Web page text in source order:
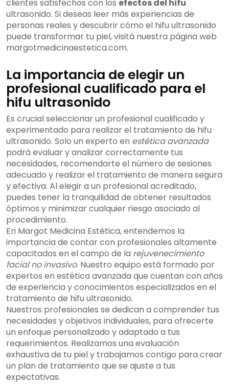
clientes satisfechos con los efectos del hifu
ultrasonido. Si deseas leer más experiencias de
personas reales y descubrir cómo el hifu ultrasonido
puede transformar tu piel, visitá nuestra página web
margotmedicinaestetica.com.
La importancia de elegir un
profesional cualificado para el
hifu ultrasonido
Es crucial seleccionar un profesional cualificado y
experimentado para realizar el tratamiento de hifu
ultrasonido. Solo un experto en estética avanzada
podrá evaluar y analizar correctamente tus
necesidades, recomendarte el número de sesiones
adecuado y realizar el tratamiento de manera segura
y efectiva. Al elegir a un profesional acreditado,
puedes tener la tranquilidad de obtener resultados
óptimos y minimizar cualquier riesgo asociado al
procedimiento.
En Margot Medicina Estética, entendemos la
importancia de contar con profesionales altamente
capacitados en el campo de la rejuvenecimiento
facial no invasivo. Nuestro equipo está formado por
expertos en estética avanzada que cuentan con años
de experiencia y conocimientos especializados en el
tratamiento de hifu ultrasonido.
Nuestros profesionales se dedican a comprender tus
necesidades y objetivos individuales, para ofrecerte
un enfoque personalizado y adaptado a tus
requerimientos. Realizamos una evaluación
exhaustiva de tu piel y trabajamos contigo para crear
un plan de tratamiento que se ajuste a tus
expectativas.